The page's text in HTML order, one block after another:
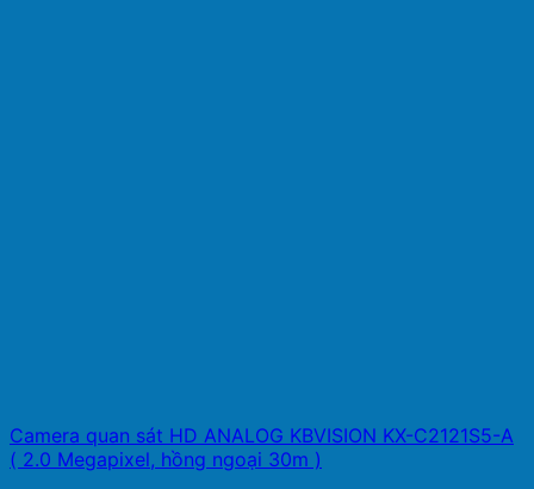
Camera quan sát HD ANALOG KBVISION KX-C2121S5-A
( 2.0 Megapixel, hồng ngoại 30m )